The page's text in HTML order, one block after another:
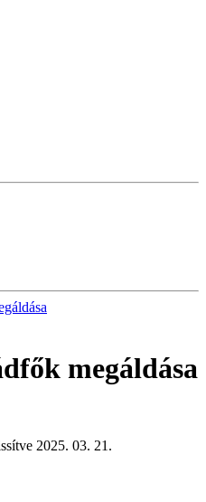
megáldása
2025. 03. 21.